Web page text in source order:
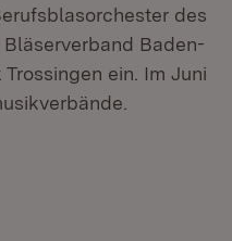
des
Baden-
ein. Im Juni